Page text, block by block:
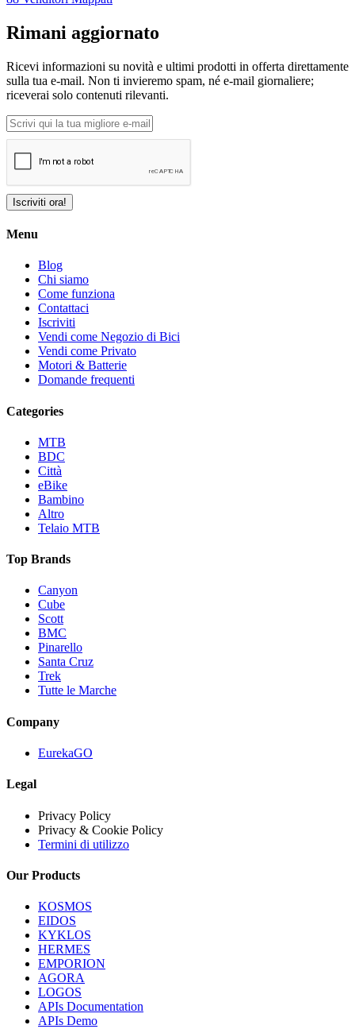
Rimani aggiornato
Ricevi informazioni su novità e ultimi prodotti in offerta direttamente
sulla tua e-mail. Non ti invieremo spam, né e-mail giornaliere;
riceverai solo contenuti rilevanti.
Iscriviti ora!
Menu
Blog
Chi siamo
Come funziona
Contattaci
Iscriviti
Vendi come Negozio di Bici
Vendi come Privato
Motori & Batterie
Domande frequenti
Categories
MTB
BDC
Città
eBike
Bambino
Altro
Telaio MTB
Top Brands
Canyon
Cube
Scott
BMC
Pinarello
Santa Cruz
Trek
Tutte le Marche
Company
EurekaGO
Legal
Privacy Policy
Privacy & Cookie Policy
Termini di utilizzo
Our Products
KOSMOS
EIDOS
KYKLOS
HERMES
EMPORION
AGORA
LOGOS
APIs Documentation
APIs Demo